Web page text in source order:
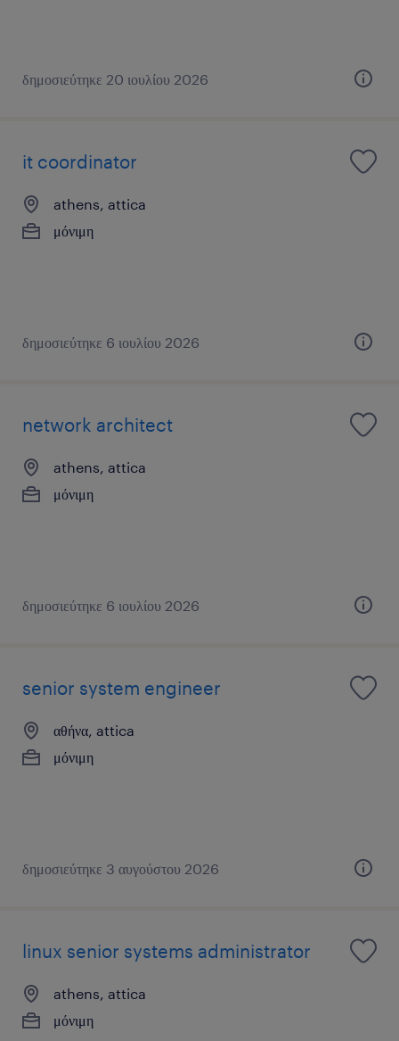
δημοσιεύτηκε 20 ιουλίου 2026
it coordinator
athens, attica
μόνιμη
δημοσιεύτηκε 6 ιουλίου 2026
network architect
athens, attica
μόνιμη
δημοσιεύτηκε 6 ιουλίου 2026
senior system engineer
αθήνα, attica
μόνιμη
δημοσιεύτηκε 3 αυγούστου 2026
linux senior systems administrator
athens, attica
μόνιμη